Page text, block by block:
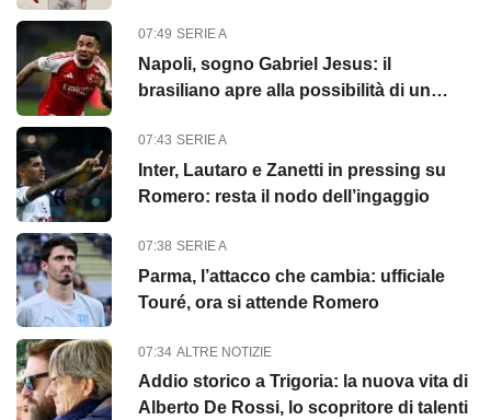
07:49 SERIE A
Napoli, sogno Gabriel Jesus: il
brasiliano apre alla possibilità di un
07:43 SERIE A
Inter, Lautaro e Zanetti in pressing su
Romero: resta il nodo dell’ingaggio
07:38 SERIE A
Parma, l’attacco che cambia: ufficiale
Touré, ora si attende Romero
07:34 ALTRE NOTIZIE
Addio storico a Trigoria: la nuova vita di
Alberto De Rossi, lo scopritore di talenti